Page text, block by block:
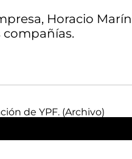
Horacio
compañías.